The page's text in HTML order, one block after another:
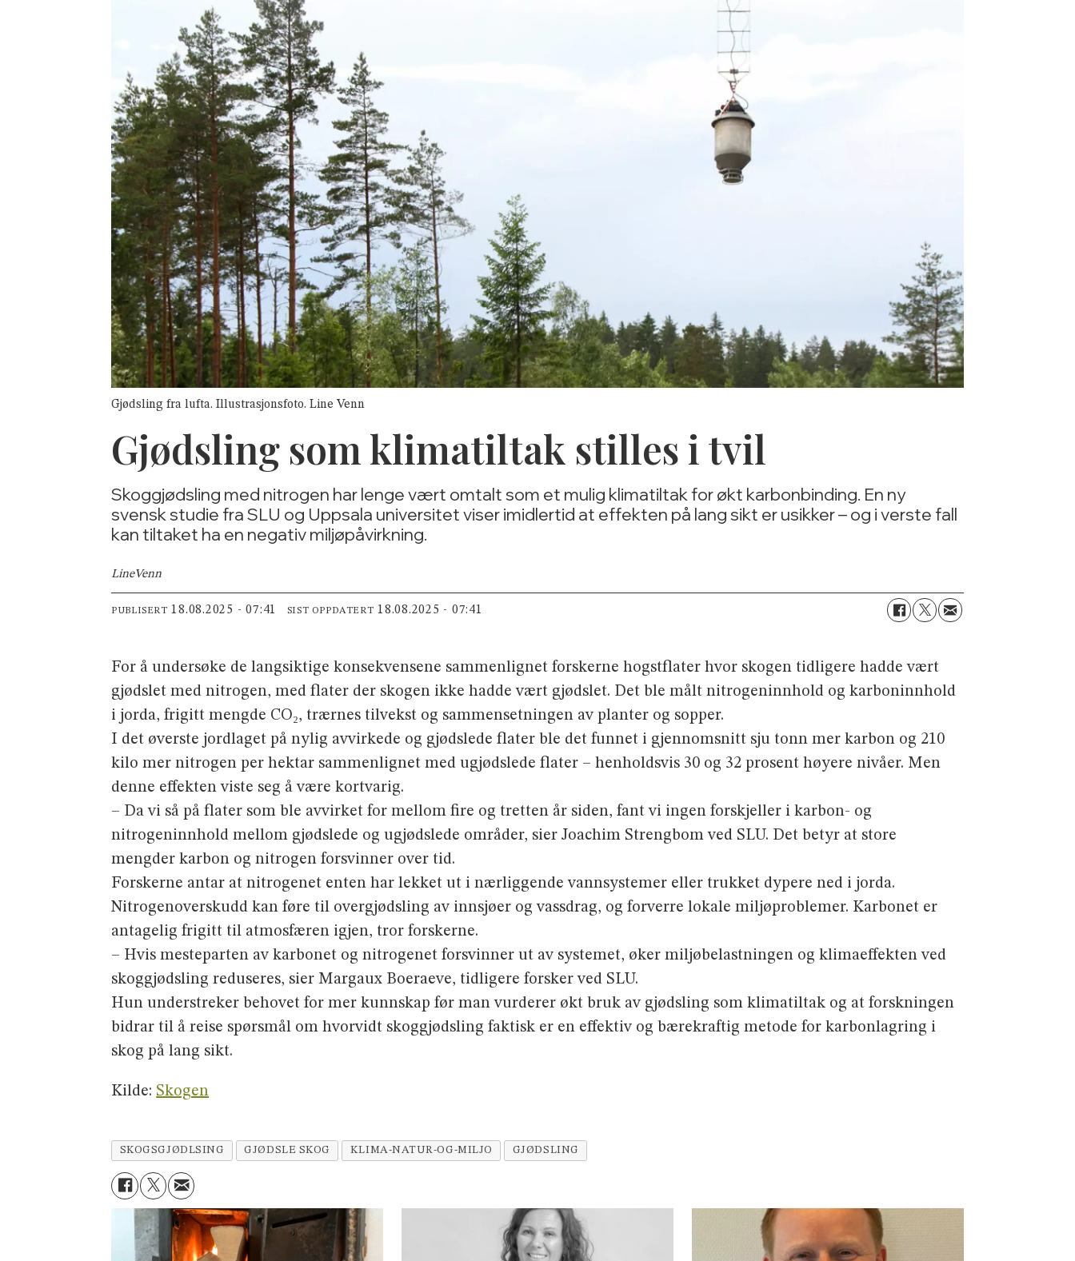
Gjødsling fra lufta. Illustrasjonsfoto. Line Venn
Gjødsling som klimatiltak stilles i tvil
Skoggjødsling med nitrogen har lenge vært omtalt som et mulig klimatiltak for økt karbonbinding. En ny
svensk studie fra SLU og Uppsala universitet viser imidlertid at effekten på lang sikt er usikker – og i verste fall
kan tiltaket ha en negativ miljøpåvirkning.
LineVenn
PUBLISERT 18.08.2025 - 07:41 SIST OPPDATERT 18.08.2025 - 07:41
For å undersøke de langsiktige konse­kvensene sammenlignet forskerne hogstflater hvor skogen tidligere hadde vært
gjødslet med nitrogen, med flater der skogen ikke hadde vært gjødslet. Det ble målt nitrogeninnhold og karboninnhold
i jorda, frigitt mengde CO₂, trærnes tilvekst og sammen­setningen av planter og sopper.
I det øverste jordlaget på nylig av­virkede og gjødslede flater ble det funnet i gjennomsnitt sju tonn mer karbon og 210
kilo mer nitrogen per hektar sammenlignet med ugjødslede flater – henholdsvis 30 og 32 prosent høyere nivåer. Men
denne effekten viste seg å være kortvarig.
– Da vi så på flater som ble avvirket for mellom fire og tretten år siden, fant vi ingen forskjeller i karbon- og
nitrogeninnhold mellom gjødslede og ugjødslede områder, sier Joachim Strengbom ved SLU. Det betyr at store
mengder karbon og nitrogen forsvinner over tid.
Forskerne antar at nitrogenet enten har lekket ut i nærliggende vann­systemer eller trukket dypere ned i jorda.
Nitrogenoverskudd kan føre til overgjødsling av innsjøer og vass­drag, og forverre lokale miljøpro­blemer. Karbonet er
antagelig frigitt til atmosfæren igjen, tror forskerne.
– Hvis mesteparten av karbonet og nitrogenet forsvinner ut av systemet, øker miljøbelastningen og klima­effekten ved
skoggjødsling reduseres, sier Margaux Boeraeve, tidligere forsker ved SLU.
Hun understreker behovet for mer kunnskap før man vurderer økt bruk av gjødsling som klimatiltak og at forskningen
bidrar til å reise spørsmål om hvorvidt skoggjødsling faktisk er en effektiv og bærekraftig metode for karbonlagring i
skog på lang sikt.
Kilde: Skogen
SKOGSGJØDLSING GJØDSLE SKOG KLIMA-NATUR-OG-MILJO GJØDSLING